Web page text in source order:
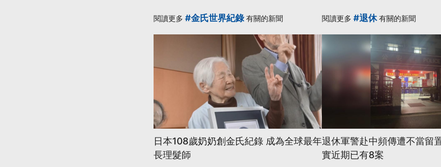
閱讀更多 #金氏世界紀錄有關的新聞
日本108歲奶奶創金氏紀錄 成為全球最年
長理髮師
閱讀更多 #退休有關的新聞
退休軍警赴中頻傳遭不當留
實近期已有8案